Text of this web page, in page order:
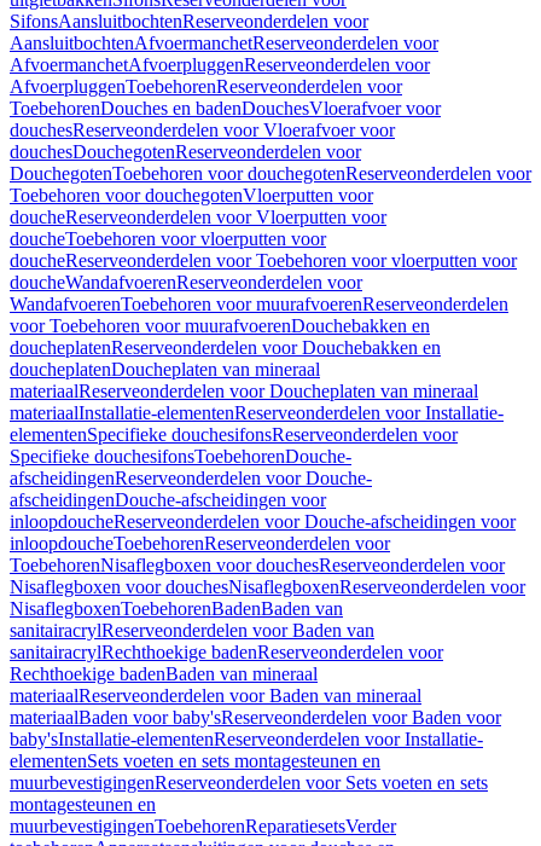
SifonsAansluitbochtenReserveonderdelen voor
AansluitbochtenAfvoermanchetReserveonderdelen voor
AfvoermanchetAfvoerpluggenReserveonderdelen voor
AfvoerpluggenToebehorenReserveonderdelen voor
ToebehorenDouches en badenDouchesVloerafvoer voor
douchesReserveonderdelen voor Vloerafvoer voor
douchesDouchegotenReserveonderdelen voor
DouchegotenToebehoren voor douchegotenReserveonderdelen voor
Toebehoren voor douchegotenVloerputten voor
doucheReserveonderdelen voor Vloerputten voor
doucheToebehoren voor vloerputten voor
doucheReserveonderdelen voor Toebehoren voor vloerputten voor
doucheWandafvoerenReserveonderdelen voor
WandafvoerenToebehoren voor muurafvoerenReserveonderdelen
voor Toebehoren voor muurafvoerenDouchebakken en
doucheplatenReserveonderdelen voor Douchebakken en
doucheplatenDoucheplaten van mineraal
materiaalReserveonderdelen voor Doucheplaten van mineraal
materiaalInstallatie-elementenReserveonderdelen voor Installatie-
elementenSpecifieke douchesifonsReserveonderdelen voor
Specifieke douchesifonsToebehorenDouche-
afscheidingenReserveonderdelen voor Douche-
afscheidingenDouche-afscheidingen voor
inloopdoucheReserveonderdelen voor Douche-afscheidingen voor
inloopdoucheToebehorenReserveonderdelen voor
ToebehorenNisaflegboxen voor douchesReserveonderdelen voor
Nisaflegboxen voor douchesNisaflegboxenReserveonderdelen voor
NisaflegboxenToebehorenBadenBaden van
sanitairacrylReserveonderdelen voor Baden van
sanitairacrylRechthoekige badenReserveonderdelen voor
Rechthoekige badenBaden van mineraal
materiaalReserveonderdelen voor Baden van mineraal
materiaalBaden voor baby'sReserveonderdelen voor Baden voor
baby'sInstallatie-elementenReserveonderdelen voor Installatie-
elementenSets voeten en sets montagesteunen en
muurbevestigingenReserveonderdelen voor Sets voeten en sets
montagesteunen en
muurbevestigingenToebehorenReparatiesetsVerder